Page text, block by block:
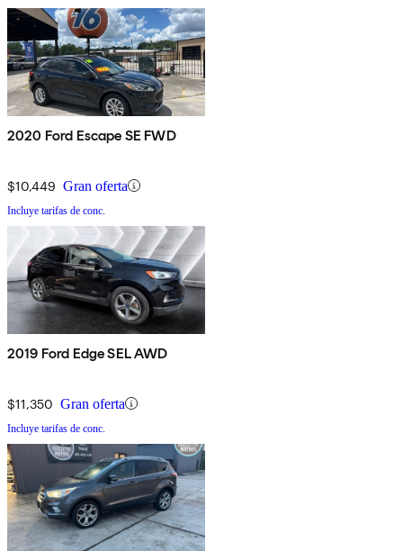
2020 Ford Escape SE FWD
$10,449 Gran oferta
Incluye tarifas de conc.
2019 Ford Edge SEL AWD
$11,350 Gran oferta
Incluye tarifas de conc.